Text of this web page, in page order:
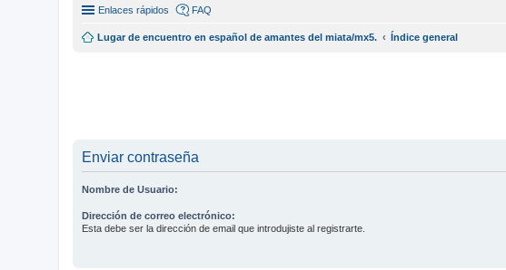
Enlaces rápidos FAQ
Lugar de encuentro en español de amantes del miata/mx5. Índice general
Enviar contraseña
Nombre de Usuario:
Dirección de correo electrónico:
Esta debe ser la dirección de email que introdujiste al registrarte.